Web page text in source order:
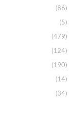
(86)
(5)
(479)
(124)
(190)
(14)
(34)